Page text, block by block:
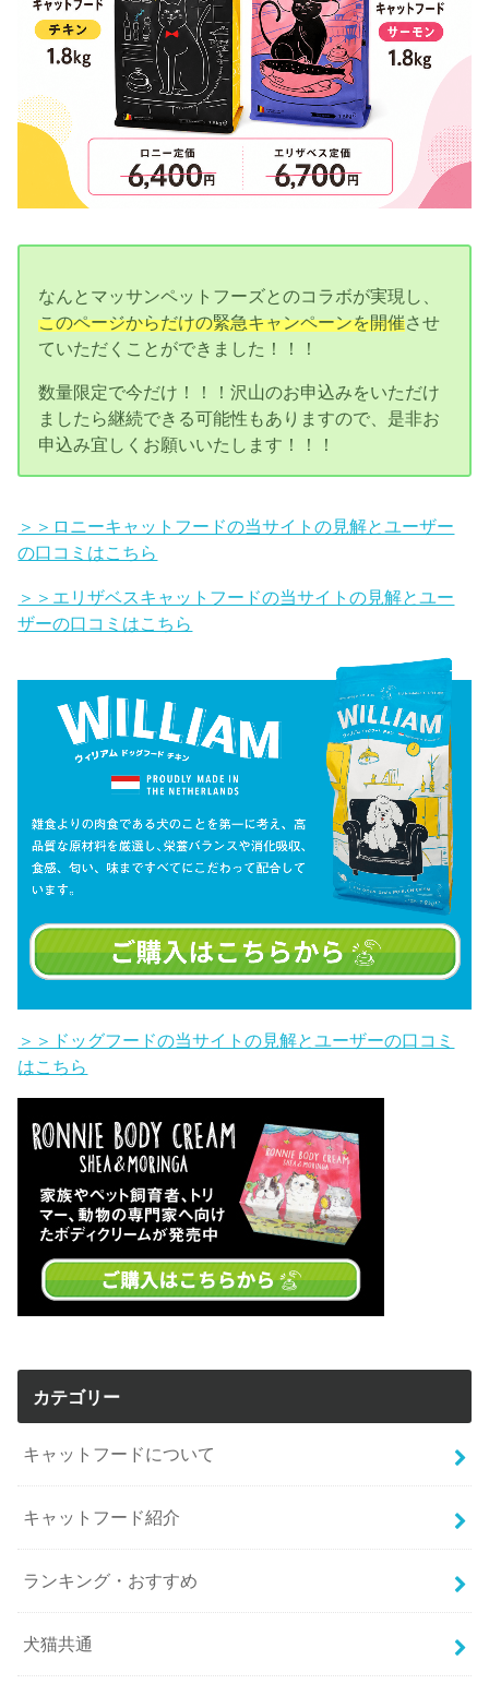
なんとマッサンペットフーズとのコラボが実現し、
このページからだけの緊急キャンペーンを開催させ
ていただくことができました！！！
数量限定で今だけ！！！沢山のお申込みをいただけ
ましたら継続できる可能性もありますので、是非お
申込み宜しくお願いいたします！！！
＞＞ロニーキャットフードの当サイトの見解とユーザー
の口コミはこちら
＞＞エリザベスキャットフードの当サイトの見解とユー
ザーの口コミはこちら
＞＞ドッグフードの当サイトの見解とユーザーの口コミ
はこちら
カテゴリー
キャットフードについて
キャットフード紹介
ランキング・おすすめ
犬猫共通